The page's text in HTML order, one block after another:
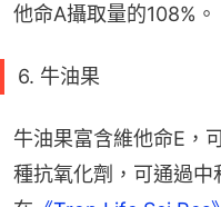
他命A攝取量的108%。
6. 牛油果
牛油果富含維他命E，
種抗氧化劑，可通過中